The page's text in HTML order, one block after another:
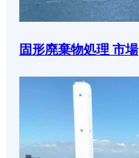
固形廃棄物処理 市場